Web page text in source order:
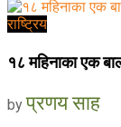
राष्ट्रिय
१८ महिनाका एक
by प्रणय साह